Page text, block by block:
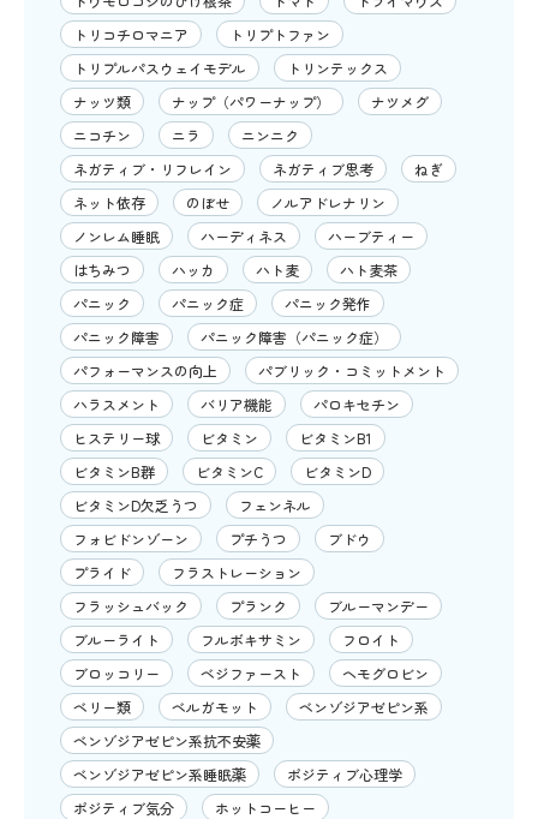
トリコチロマニア
トリプトファン
トリプルパスウェイモデル
トリンテックス
ナッツ類
ナップ（パワーナップ）
ナツメグ
ニコチン
ニラ
ニンニク
ネガティブ・リフレイン
ネガティブ思考
ねぎ
ネット依存
のぼせ
ノルアドレナリン
ノンレム睡眠
ハーディネス
ハーブティー
はちみつ
ハッカ ハト麦
ハト麦茶
パニック
パニック症
パニック発作
パニック障害
パニック障害（パニック症）
パフォーマンスの向上
パブリック・コミットメント
ハラスメント
バリア機能
パロキセチン
ヒステリー球
ビタミン
ビタミンB1
ビタミンB群
ビタミンC
ビタミンD
ビタミンD欠乏うつ
フェンネル
フォビドンゾーン
プチうつ
ブドウ
プライド
フラストレーション
フラッシュバック
プランク
ブルーマンデー
ブルーライト
フルボキサミン
フロイト
ブロッコリー
ベジファースト
ヘモグロビン
ベリー類
ベルガモット
ベンゾジアゼピン系
ベンゾジアゼピン系抗不安薬
ベンゾジアゼピン系睡眠薬
ポジティブ心理学
ポジティブ気分
ホットコーヒー